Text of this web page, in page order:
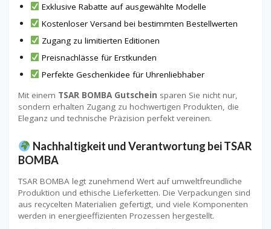
Exklusive Rabatte auf ausgewählte Modelle
Kostenloser Versand bei bestimmten Bestellwerten
Zugang zu limitierten Editionen
Preisnachlässe für Erstkunden
Perfekte Geschenkidee für Uhrenliebhaber
Mit einem TSAR BOMBA Gutschein sparen Sie nicht nur,
sondern erhalten Zugang zu hochwertigen Produkten, die
Eleganz und technische Präzision perfekt vereinen.
Nachhaltigkeit und Verantwortung bei TSAR
BOMBA
TSAR BOMBA legt zunehmend Wert auf umweltfreundliche
Produktion und ethische Lieferketten. Die Verpackungen sind
aus recycelten Materialien gefertigt, und viele Komponenten
werden in energieeffizienten Prozessen hergestellt.